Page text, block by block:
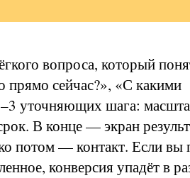
вопроса, который
прямо сейчас?», «С какими
уточняющих шага:
В конце — экран
потом — контакт. Если вы
конверсия упадёт в